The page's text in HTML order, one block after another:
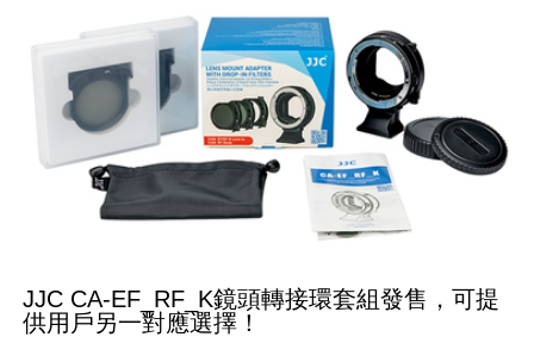
JJC CA-EF_RF_K鏡頭轉接環套組發售，可提
供用戶另一對應選擇！